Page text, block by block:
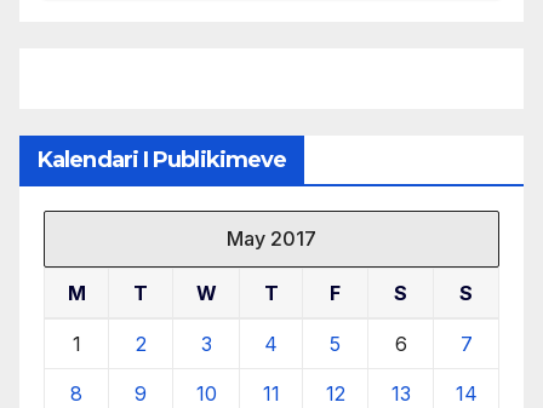
Kalendari I Publikimeve
May 2017
M T W T F S S
1 2 3 4 5 6 7
8 9 10 11 12 13 14